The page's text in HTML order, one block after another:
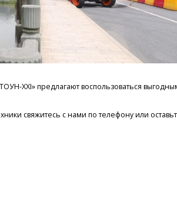
ХХI» предлагают воспользоваться
свяжитесь с нами по телефону или